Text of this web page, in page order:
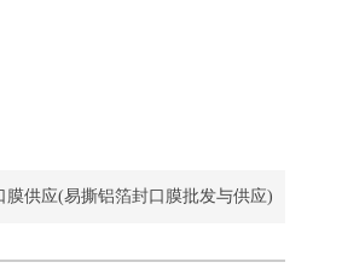
膜供应(易撕铝箔封口膜批发与供应)